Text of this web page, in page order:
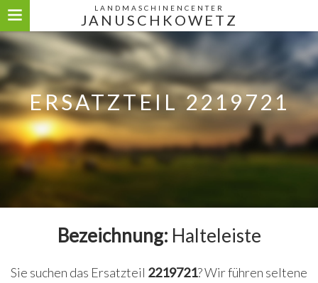
LANDMASCHINENCENTER
JANUSCHKOWETZ
ERSATZTEIL 2219721
Bezeichnung: Halteleiste
Sie suchen das Ersatzteil 2219721? Wir führen seltene